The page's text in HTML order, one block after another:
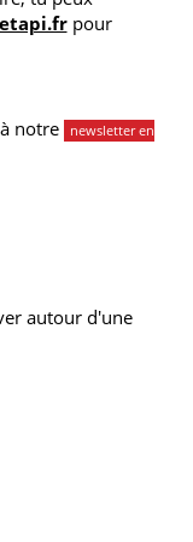
pour
notre newsletter en
autour d'une